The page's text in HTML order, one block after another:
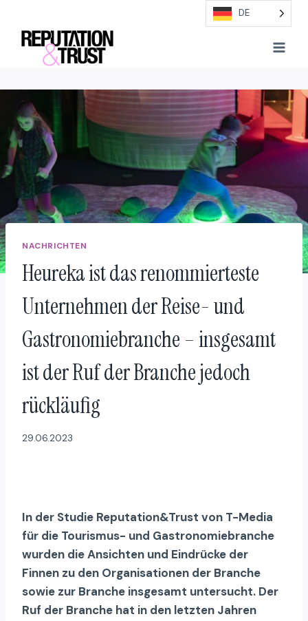
zum
Inhalt
DE
NACHRICHTEN
Heureka ist das renommierteste
Unternehmen der Reise- und
Gastronomiebranche – insgesamt
ist der Ruf der Branche jedoch
rückläufig
29.06.2023
In der Studie Reputation&Trust von T-Media
für die Tourismus- und Gastronomiebranche
wurden die Ansichten und Eindrücke der
Finnen zu den Organisationen der Branche
sowie zur Branche insgesamt untersucht. Der
Ruf der Branche hat in den letzten Jahren